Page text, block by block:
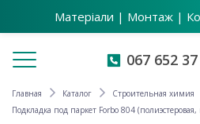
Матеріали | Монтаж |
Toggle navigation 067 652
Главная Каталог Строительная химия
Подкладка под паркет Forbo 804